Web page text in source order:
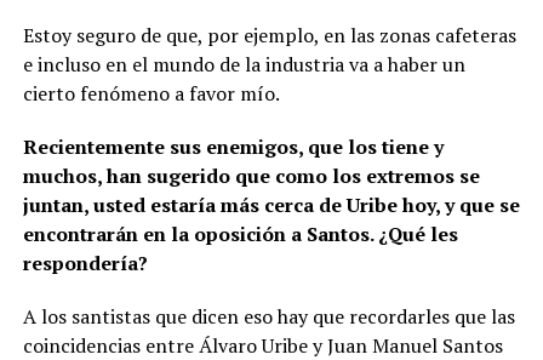
Estoy seguro de que, por ejemplo, en las zonas cafeteras
e incluso en el mundo de la industria va a haber un
cierto fenómeno a favor mío.
Recientemente sus enemigos, que los tiene y
muchos, han sugerido que como los extremos se
juntan, usted estaría más cerca de Uribe hoy, y que se
encontrarán en la oposición a Santos. ¿Qué les
respondería?
A los santistas que dicen eso hay que recordarles que las
coincidencias entre Álvaro Uribe y Juan Manuel Santos